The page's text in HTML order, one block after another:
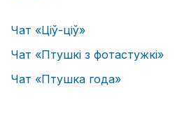
Чат «Ціў-ціў»
Чат «Птушкі з фотастужкі»
Чат «Птушка года»